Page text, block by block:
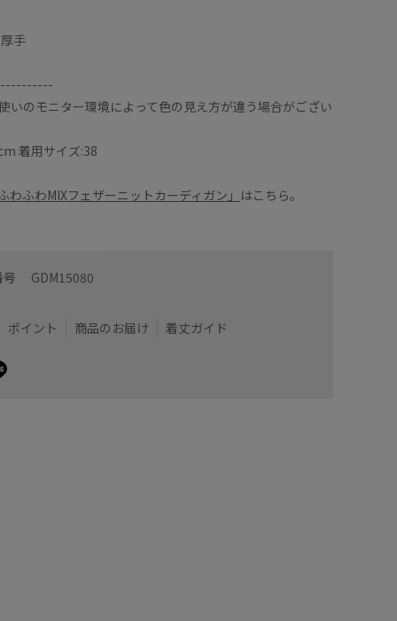
手
いのモニター環境によって色の見え方が違う場合がござい
着用サイズ:38
ふわふわMIXフェザーニットカーディガン」 はこちら。
GDM15080
ポイント 商品のお届け 着丈ガイド